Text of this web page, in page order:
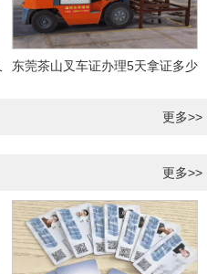
东莞茶山叉车证办理5天拿证多少
更多>>
更多>>